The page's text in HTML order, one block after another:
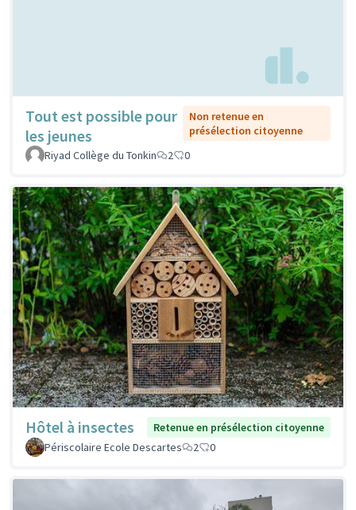
Tout est possible pour
les jeunes
Non retenue en
présélection citoyenne
Riyad Collège du Tonkin
2 0
Hôtel à insectes
Retenue en présélection citoyenne
Périscolaire Ecole Descartes
2 0